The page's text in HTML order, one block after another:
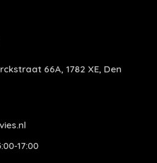
66A, 1782 XE, Den
17:00